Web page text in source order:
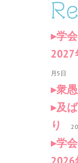
学
2027
月5日
衆
及
り
学